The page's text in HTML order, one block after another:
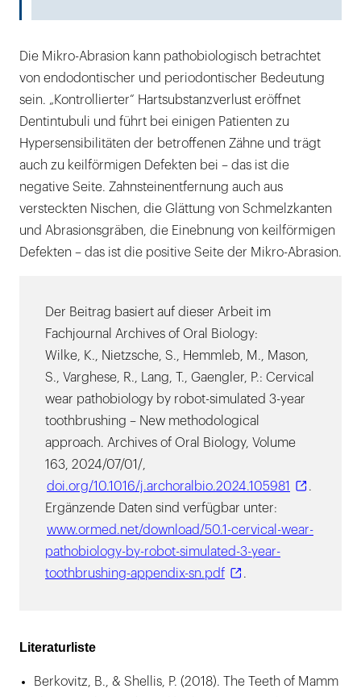
Die Mikro-Abrasion kann pathobiologisch betrachtet
von endodontischer und periodontischer Bedeutung
sein. „Kontrollierter“ Hartsubstanzverlust eröffnet
Dentintubuli und führt bei einigen Patienten zu
Hypersensibilitäten der betroffenen Zähne und trägt
auch zu keilförmigen Defekten bei – das ist die
negative Seite. Zahnsteinentfernung auch aus
versteckten Nischen, die Glättung von Schmelzkanten
und Abrasionsgräben, die Einebnung von keilförmigen
Defekten – das ist die positive Seite der Mikro-Abrasion.
Der Beitrag basiert auf dieser Arbeit im
Fachjournal Archives of Oral Biology:
Wilke, K., Nietzsche, S., Hemmleb, M., Mason,
S., Varghese, R., Lang, T., Gaengler, P.: Cervical
wear patho­biology by robot-simulated 3-year
toothbrushing – New methodological
approach. Archives of Oral Biology, Volume
163, 2024/07/01/,
doi.org/10.1016/j.archoralbio.2024.105981
.
Ergänzende Daten sind verfügbar unter:
www.ormed.net/download/50.1-cervical-wear-
pathobiology-by-robot-simulated-3-year-
toothbrushing-appendix-sn.pdf
.
Literaturliste
Berkovitz, B., & Shellis, P. (2018). The Teeth of Mamm